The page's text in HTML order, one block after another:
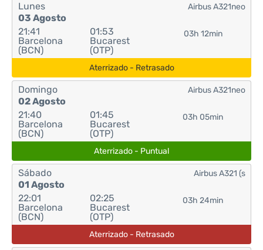
Lunes
03 Agosto
21:41
Barcelona
(BCN)
01:53
Bucarest
(OTP)
03h 12min
Airbus A321neo
Aterrizado - Retrasado
Domingo
02 Agosto
21:40
Barcelona
(BCN)
01:45
Bucarest
(OTP)
03h 05min
Airbus A321neo
Aterrizado - Puntual
Sábado
01 Agosto
22:01
Barcelona
(BCN)
02:25
Bucarest
(OTP)
03h 24min
Airbus A321 (s
Aterrizado - Retrasado